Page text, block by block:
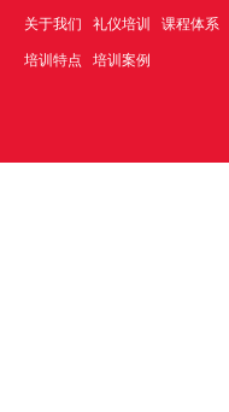
关于我们 礼仪培训 课程体系
培训特点 培训案例